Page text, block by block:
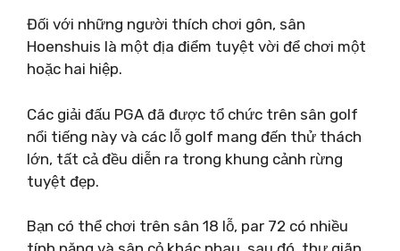
Đối với những người thích chơi gôn, sân
Hoenshuis là một địa điểm tuyệt vời để chơi một
hoặc hai hiệp.
Các giải đấu PGA đã được tổ chức trên sân golf
nổi tiếng này và các lỗ golf mang đến thử thách
lớn, tất cả đều diễn ra trong khung cảnh rừng
tuyệt đẹp.
Bạn có thể chơi trên sân 18 lỗ, par 72 có nhiều